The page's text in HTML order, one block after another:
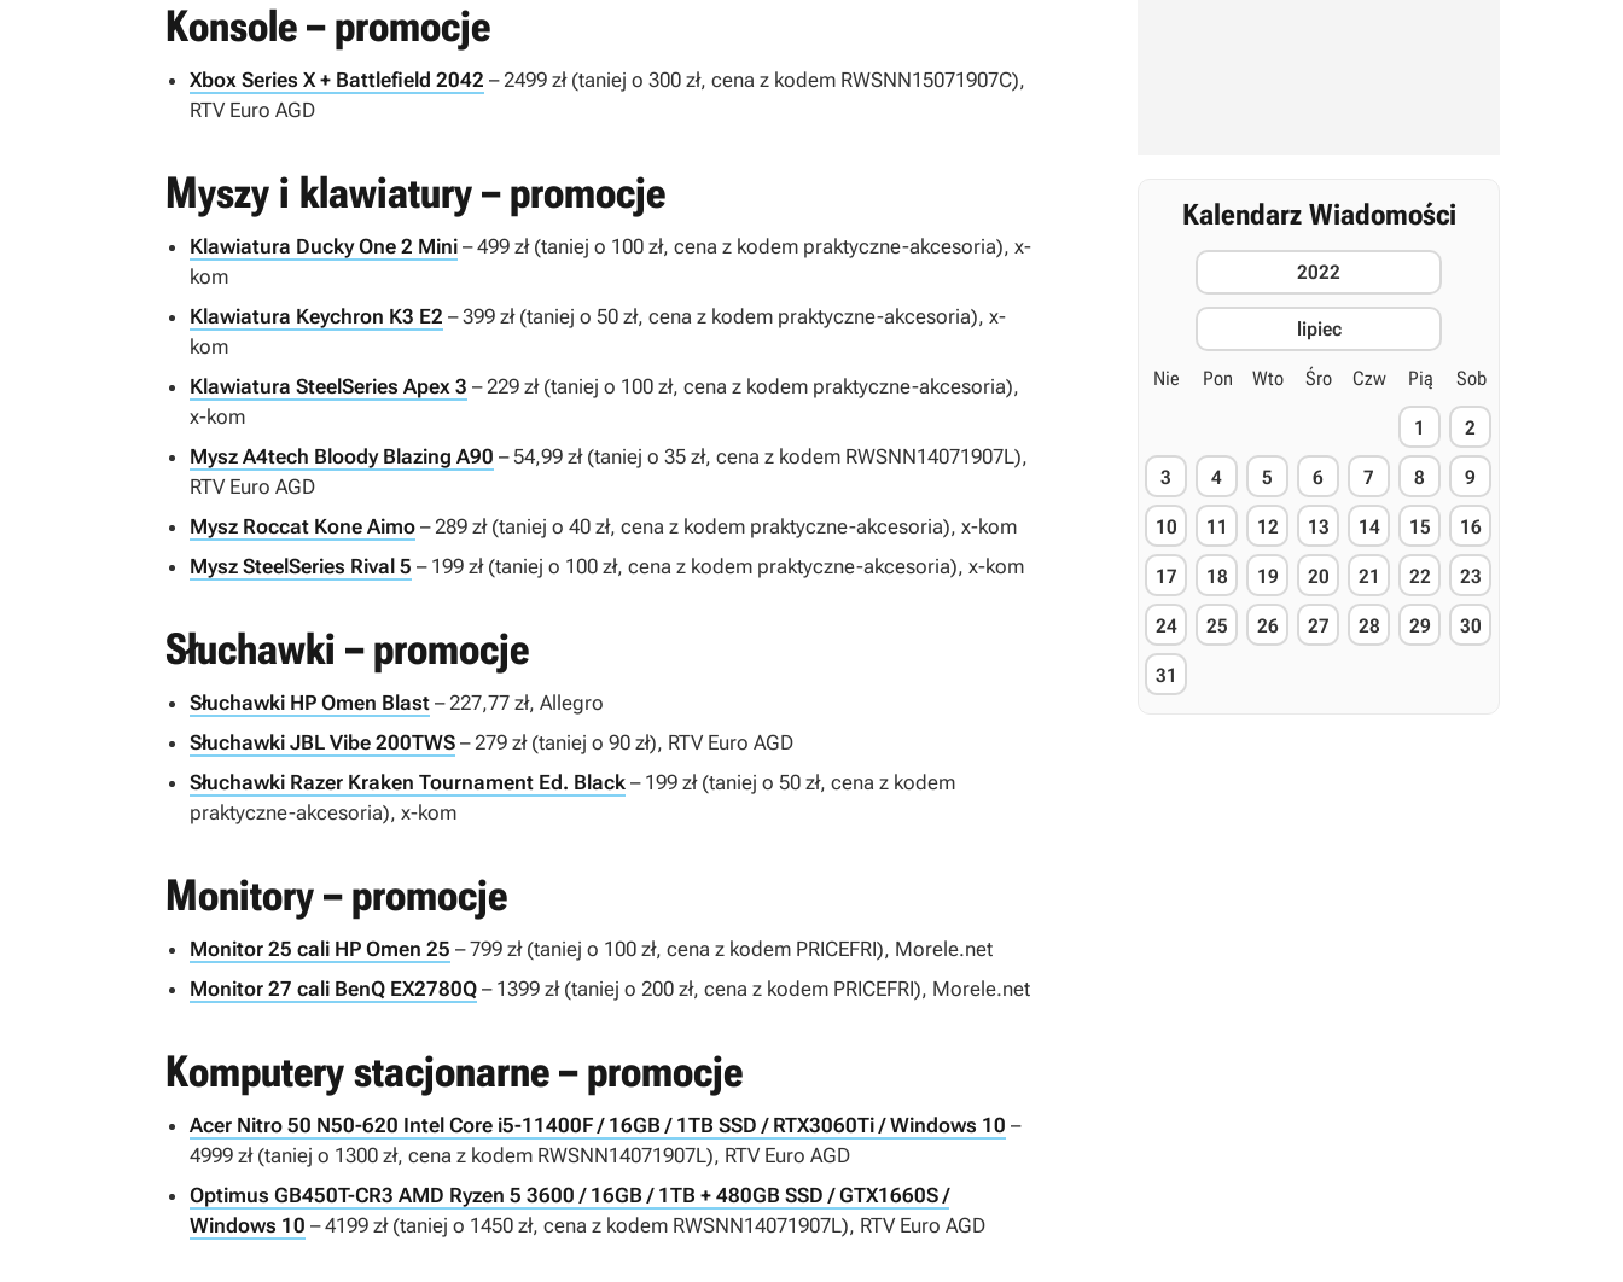
Konsole – promocje
Xbox Series X + Battlefield 2042 – 2499 zł (taniej o 300 zł, cena z kodem RWSNN15071907C),
RTV Euro AGD
Myszy i klawiatury – promocje
Klawiatura Ducky One 2 Mini – 499 zł (taniej o 100 zł, cena z kodem praktyczne-akcesoria), x-
kom
Klawiatura Keychron K3 E2 – 399 zł (taniej o 50 zł, cena z kodem praktyczne-akcesoria), x-
kom
Klawiatura SteelSeries Apex 3 – 229 zł (taniej o 100 zł, cena z kodem praktyczne-akcesoria),
x-kom
Mysz A4tech Bloody Blazing A90 – 54,99 zł (taniej o 35 zł, cena z kodem RWSNN14071907L),
RTV Euro AGD
Mysz Roccat Kone Aimo – 289 zł (taniej o 40 zł, cena z kodem praktyczne-akcesoria), x-kom
Mysz SteelSeries Rival 5 – 199 zł (taniej o 100 zł, cena z kodem praktyczne-akcesoria), x-kom
Słuchawki – promocje
Słuchawki HP Omen Blast – 227,77 zł, Allegro
Słuchawki JBL Vibe 200TWS – 279 zł (taniej o 90 zł), RTV Euro AGD
Słuchawki Razer Kraken Tournament Ed. Black – 199 zł (taniej o 50 zł, cena z kodem
praktyczne-akcesoria), x-kom
Monitory – promocje
Monitor 25 cali HP Omen 25 – 799 zł (taniej o 100 zł, cena z kodem PRICEFRI), Morele.net
Monitor 27 cali BenQ EX2780Q – 1399 zł (taniej o 200 zł, cena z kodem PRICEFRI), Morele.net
Komputery stacjonarne – promocje
Acer Nitro 50 N50-620 Intel Core i5-11400F / 16GB / 1TB SSD / RTX3060Ti / Windows 10 –
4999 zł (taniej o 1300 zł, cena z kodem RWSNN14071907L), RTV Euro AGD
Optimus GB450T-CR3 AMD Ryzen 5 3600 / 16GB / 1TB + 480GB SSD / GTX1660S /
Windows 10 – 4199 zł (taniej o 1450 zł, cena z kodem RWSNN14071907L), RTV Euro AGD
Kalendarz Wiadomości
2022
lipiec
Nie Pon Wto Śro Czw Pią Sob
1 2
3 4 5 6 7 8 9
10 11 12 13 14 15 16
17 18 19 20 21 22 23
24 25 26 27 28 29 30
31